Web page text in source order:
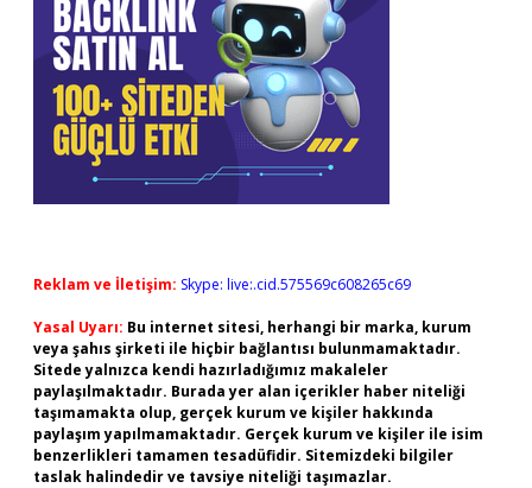
Reklam ve İletişim: Skype: live:.cid.575569c608265c69
Yasal Uyarı: Bu internet sitesi, herhangi bir marka, kurum
veya şahıs şirketi ile hiçbir bağlantısı bulunmamaktadır.
Sitede yalnızca kendi hazırladığımız makaleler
paylaşılmaktadır. Burada yer alan içerikler haber niteliği
taşımamakta olup, gerçek kurum ve kişiler hakkında
paylaşım yapılmamaktadır. Gerçek kurum ve kişiler ile isim
benzerlikleri tamamen tesadüfidir. Sitemizdeki bilgiler
taslak halindedir ve tavsiye niteliği taşımazlar.